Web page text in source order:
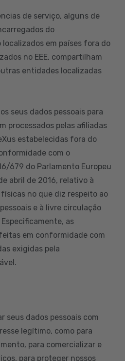
de serviço, alguns de
do
em países fora do
no EEE, compartilham
entidades localizadas
seus dados pessoais para
processados pelas afiliadas
estabelecidas fora do
com o
679 do Parlamento Europeu
abril de 2016, relativo à
no que diz respeito ao
e à livre circulação
Especificamente, as
em conformidade com
exigidas pela
seus dados pessoais com
legítimo, como para
para comercializar e
para proteger nossos